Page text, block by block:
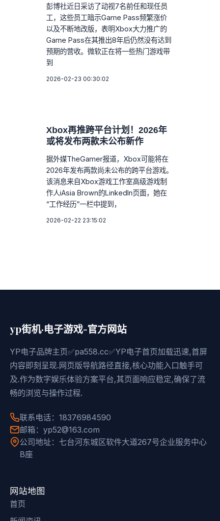
彭博社近日采访了动视7名前任和现任员
工，这些员工暗示Game Pass频繁涨价
以及不断地改版，表明Xbox大力推广的
Game Pass在其推出8年后仍然没有达到
预期的营收。微软正在将一些热门游戏带
到
2026-02-23 00:30:02
Xbox再推跨平台计划！2026年
或将发布两款未公布新作
据外媒TheGamer报道，Xbox可能将在
2026年发布两款尚未公布的跨平台游戏。
该消息来自Xbox游戏工作室高级游戏制
作人iAsia Brown的LinkedIn页面，她在
“工作经历”一栏中提到，
2026-02-22 23:15:02
yp街机·电子游戏-官方网站
YP电子品牌主页✅pa558.cc✅YP电子首页加载迅速,首屏
内容即刻呈现.网页版导航路径直接,核心功能入口触手可
及.作为数字娱乐体验方案平台,其页面响应稳定,确保了流
畅的浏览与操作过程.
联系电话：18376984590
邮箱：yp52@163.com
公司地址：七台河东城区软件大道267号企业服务中心
B座
网站地图
首页